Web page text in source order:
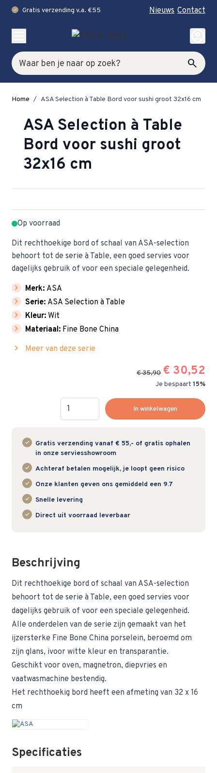
check Gratis verzending v.a. €55 Nieuws Contact
Zoek search
account_circle
Home / ASA Selection à Table Bord voor sushi groot 32x16 cm
ASA Selection à Table
Bord voor sushi groot
32x16 cm
Op voorraad
Dit rechthoekige bord of schaal van ASA-selection
behoort tot de serie à Table, een goed servies voor
dagelijks gebruik of voor een speciale gelegenheid.
chevron_right Merk: ASA
chevron_right Serie: ASA Selection à Table
chevron_right Kleur: Wit
chevron_right Materiaal: Fine Bone China
chevron_right Meer van deze serie
€ 35,90 € 30,52
Je bespaart 15%
Hoeveelheid
In winkelwagen
Gratis verzending vanaf € 55,- of gratis ophalen
in onze serviesshowroom
Achteraf betalen mogelijk, je loopt geen risico
Onze klanten geven ons gemiddeld een 9.7
Snelle levering
Direct uit voorraad leverbaar
Beschrijving
Dit rechthoekige bord of schaal van ASA-selection
behoort tot de serie à Table, een goed servies voor
dagelijks gebruik of voor een speciale gelegenheid.
Alle onderdelen van de serie zijn gemaakt van het
ijzersterke Fine Bone China porselein, beroemd om
zijn glans, ivoor witte kleur en transparantie.
Geschikt voor oven, magnetron, diepvries en
vaatwasmachine bestendig.
Het rechthoekig bord heeft een afmeting van 32 x 16
cm
Specificaties